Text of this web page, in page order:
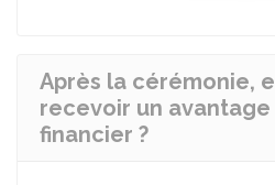
Après la cérémonie,
recevoir un
financier ?